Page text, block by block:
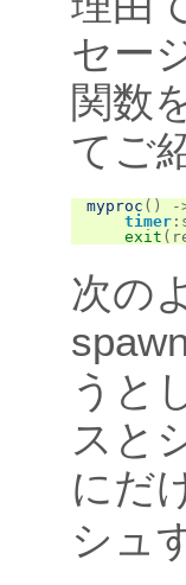
セー
関数
てご
myproc ()
-
timer :
exit (
次の
うと
スと
にだ
シュ